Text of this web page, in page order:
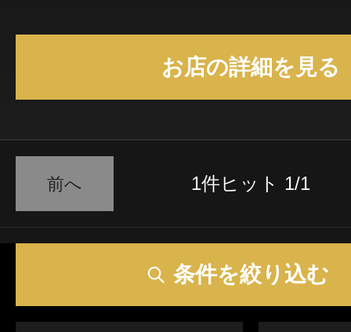
ティブなご相談にも対応しております。 衛生面、美意識やビジュ
アル面、面倒くささからの解放に脱毛をご利用くだ
の雰囲気について💛 ワンルームマンションにある店内は、 モロッ
カンピンクのロマンティックな空間。 心が癒
お店の詳細を見る
前へ 1件ヒット 1/1
条件を絞り込む